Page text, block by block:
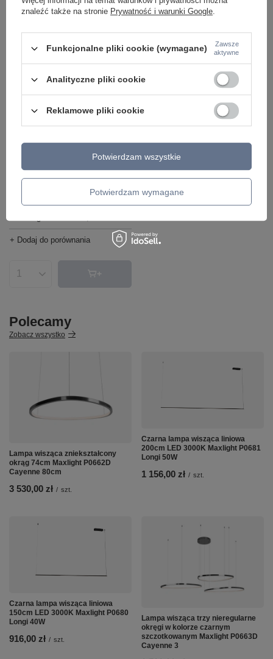
Lampa wisząca BOLLA Maytoni
3 473,00 zł / szt.
Najniższa cena z 30 dni przed
obniżką:2 674,21 zł +29%
+ Dodaj do porównania
Ilość produktów
Polecamy
Zobacz wszystko
Lampa wisząca zniekształcony
okrąg 74cm Maxlight P0662D
Cayenne 80cm
3 530,00 zł / szt.
Czarna lampa wisząca liniowa
200cm LED 3000K Maxlight P0681
Longi 50W
1 156,00 zł / szt.
Czarna lampa wisząca liniowa
150cm LED 3000K Maxlight P0680
Longi 40W
916,00 zł / szt.
Lampa wisząca trzy nieregularne
okręgi w kolorze czarnym
szczotkowanym Maxlight P0663D
Cayenne 3
znaleźć także na stronie Prywatność i warunki Google.
Funkcjonalne pliki cookie (wymagane)
Zawsze
aktywne
Analityczne pliki cookie
Reklamowe pliki cookie
Potwierdzam wymagane
Potwierdzam wszystkie